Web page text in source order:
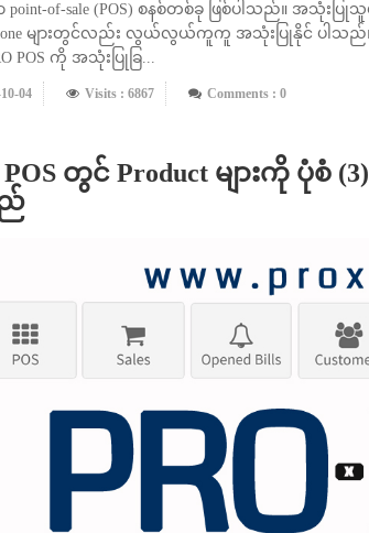
of-sale (POS) စနစ်တစ်ခု ဖြစ်ပါသည်။ အသုံးပြုသူ
များတွင်လည်း လွယ်လွယ်ကူကူ အသုံးပြုနိုင် ပါသ
POS ကို အသုံးပြုခြ...
04 Visits : 6867 Comments : 0
POS တွင် Product များကို ပုံ